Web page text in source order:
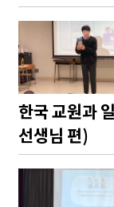
한국 교원과
선생님 편)